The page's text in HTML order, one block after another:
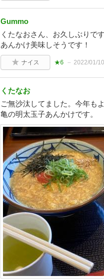
Gummo
くたなおさん、お久しぶりで
あんかけ美味しそうです！
ナイス ★6 2022/01/
くたなお
ご無沙汰してました。今年も
亀の明太玉子あんかけです。